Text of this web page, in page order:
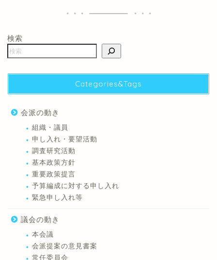
検索
Categories&Tags
会派の動き
組織・議員
申し入れ・要望活動
調査研究活動
基本政策方針
重要政策提言
予算編成に対する申し入れ
緊急申し入れ等
議会の動き
本会議
会派提案の意見書案
常任委員会